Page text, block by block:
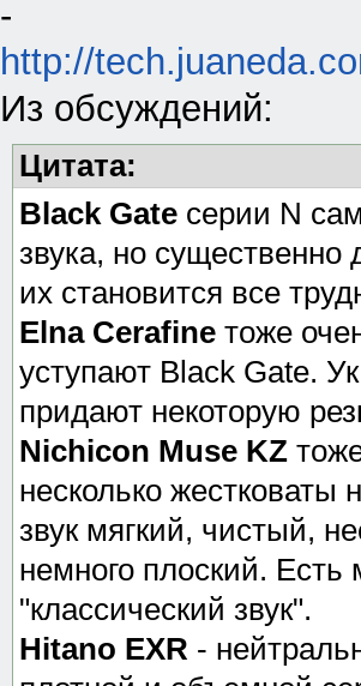
-
http://
Из обсуждений:
Цитата:
Black Gate серии N
звука, но существенно
их становится все
Elna Cerafine тоже
уступают Black Gate.
придают некоторую
Nichicon Muse KZ
несколько
звук мягкий, чистый,
немного плоский.
"классический звук".
Hitano EXR -